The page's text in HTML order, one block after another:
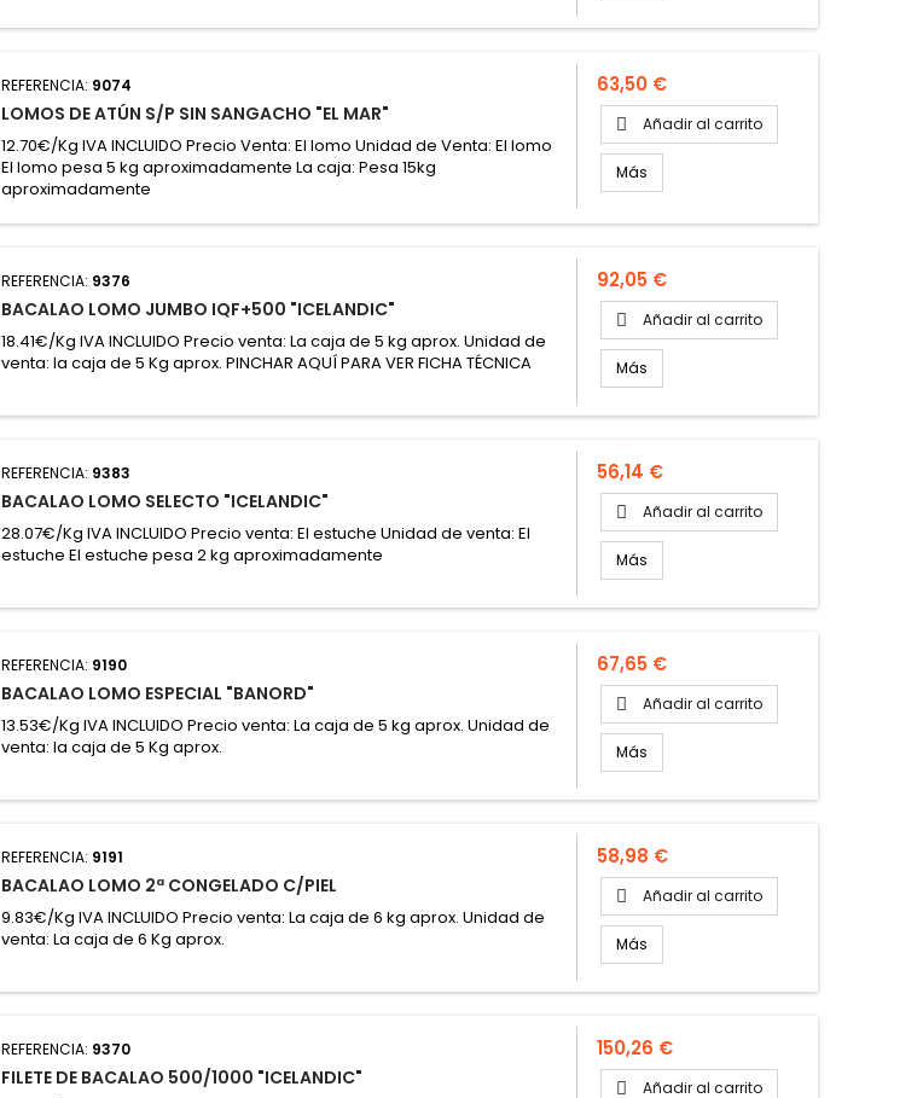
REFERENCIA: 9074
LOMOS DE ATÚN S/P SIN SANGACHO "EL MAR"
12.70€/Kg IVA INCLUIDO Precio Venta: El lomo Unidad de Venta: El lomo
El lomo pesa 5 kg aproximadamente La caja: Pesa 15kg
aproximadamente
Precio
63,50 €
 Añadir al carrito
Más
REFERENCIA: 9376
BACALAO LOMO JUMBO IQF+500 "ICELANDIC"
18.41€/Kg IVA INCLUIDO Precio venta: La caja de 5 kg aprox. Unidad de
venta: la caja de 5 Kg aprox. PINCHAR AQUÍ PARA VER FICHA TÉCNICA
Precio
92,05 €
 Añadir al carrito
Más
REFERENCIA: 9383
BACALAO LOMO SELECTO "ICELANDIC"
28.07€/Kg IVA INCLUIDO Precio venta: El estuche Unidad de venta: El
estuche El estuche pesa 2 kg aproximadamente
Precio
56,14 €
 Añadir al carrito
Más
REFERENCIA: 9190
BACALAO LOMO ESPECIAL "BANORD"
13.53€/Kg IVA INCLUIDO Precio venta: La caja de 5 kg aprox. Unidad de
venta: la caja de 5 Kg aprox.
Precio
67,65 €
 Añadir al carrito
Más
REFERENCIA: 9191
BACALAO LOMO 2ª CONGELADO C/PIEL
9.83€/Kg IVA INCLUIDO Precio venta: La caja de 6 kg aprox. Unidad de
venta: La caja de 6 Kg aprox.
Precio
58,98 €
 Añadir al carrito
Más
REFERENCIA: 9370
FILETE DE BACALAO 500/1000 "ICELANDIC"
Precio
150,26 €
 Añadir al carrito